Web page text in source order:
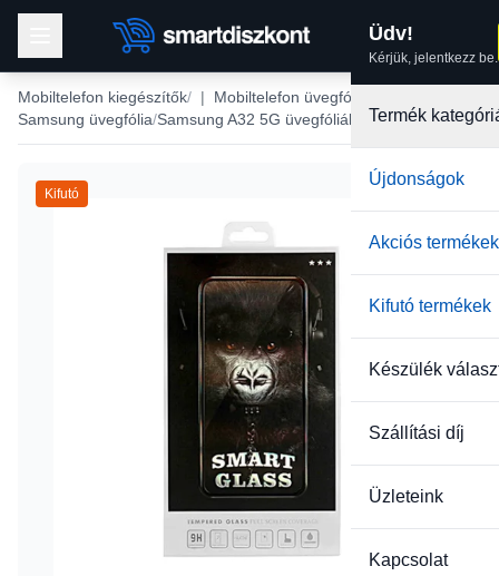
Üdv!
Kérjük, jelentkezz be.
Termék
Újdonságok
Akciós termékek
Kifutó termékek
Készülék
Szállítási díj
Üzleteink
Kapcsolat
Mobiltelefon kiegészítők |
Mobiltelefon üvegfólia
Samsung üvegfólia Samsung A32 5G üvegfóliák
Kifutó